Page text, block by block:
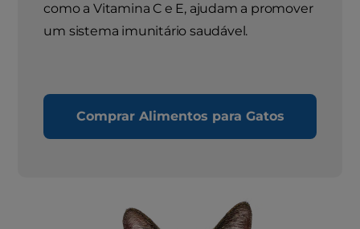
como a Vitamina C e E, ajudam a promover
um sistema imunitário saudável.
Comprar Alimentos para Gatos